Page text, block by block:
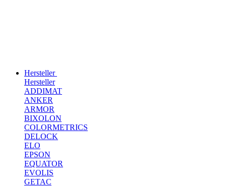
Hersteller
Hersteller
ADDIMAT
ANKER
ARMOR
BIXOLON
COLORMETRICS
DELOCK
ELO
EPSON
EQUATOR
EVOLIS
GETAC